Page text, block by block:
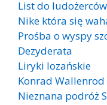
List do ludożerców
Nike która się
Prośba o wyspy
Dezyderata
Liryki lozańskie
Konrad Wallenrod
Nieznana podróż